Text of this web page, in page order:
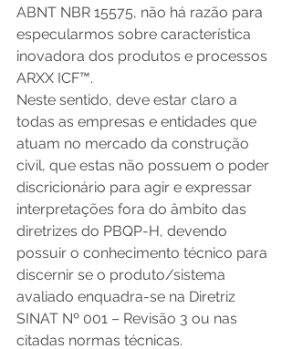
ABNT NBR 15575, não há razão para
especularmos sobre característica
inovadora dos produtos e processos
ARXX ICF™.
Neste sentido, deve estar claro a
todas as empresas e entidades que
atuam no mercado da construção
civil, que estas não possuem o poder
discricionário para agir e expressar
interpretações fora do âmbito das
diretrizes do PBQP-H, devendo
possuir o conhecimento técnico para
discernir se o produto/sistema
avaliado enquadra-se na Diretriz
SINAT Nº 001 – Revisão 3 ou nas
citadas normas técnicas.